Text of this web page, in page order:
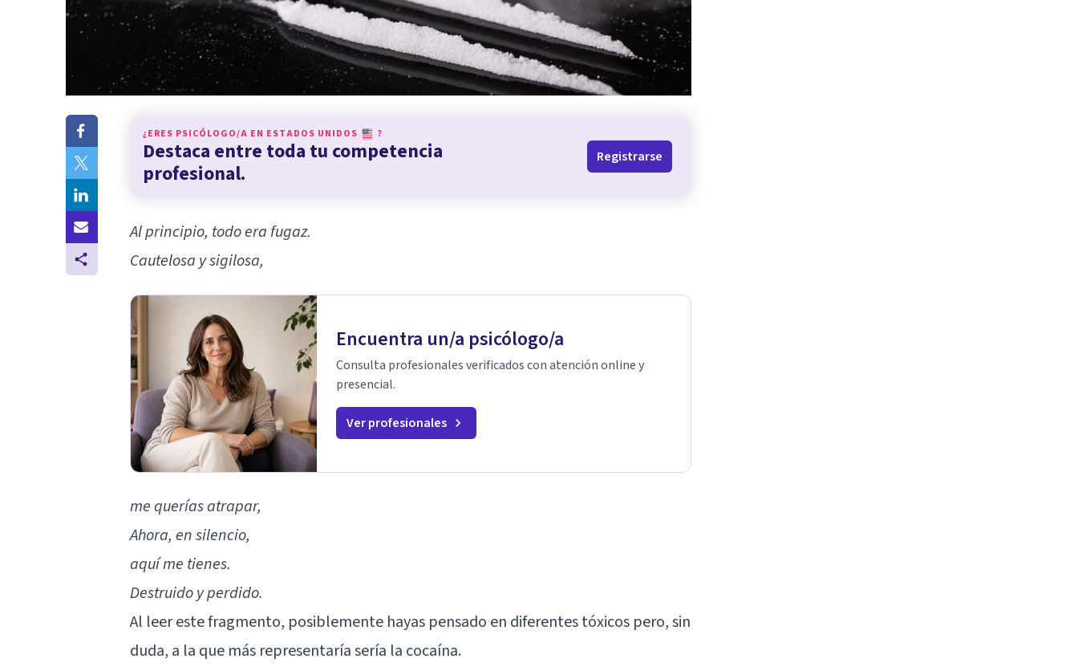
¿ERES PSICÓLOGO/A EN ESTADOS UNIDOS ?
Destaca entre toda tu competencia
profesional.
Registrarse
Al principio, todo era fugaz.
Cautelosa y sigilosa,
Encuentra un/a psicólogo/a
Consulta profesionales verificados con atención online y
presencial.
Ver profesionales
me querías atrapar,
Ahora, en silencio,
aquí me tienes.
Destruido y perdido.
Al leer este fragmento, posiblemente hayas pensado en diferentes tóxicos pero, sin
duda, a la que más representaría sería la cocaína.